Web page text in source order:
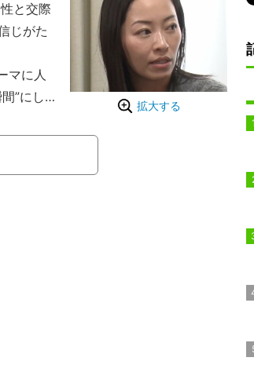
拡大する
と交際
じがた
マに人
”にし
の光